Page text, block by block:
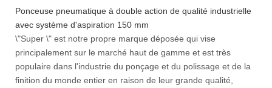
Ponceuse pneumatique à double action de qualité industrielle
avec système d'aspiration 150 mm
\"Super \" est notre propre marque déposée qui vise
principalement sur le marché haut de gamme et est très
populaire dans l'industrie du ponçage et du polissage et de la
finition du monde entier en raison de leur grande qualité,